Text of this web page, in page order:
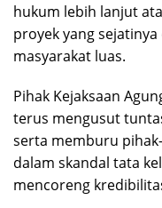
hukum lebih lanjut
proyek yang
masyarakat luas.
Pihak Kejaksaan
terus mengusut
serta memburu
dalam skandal tata
mencoreng